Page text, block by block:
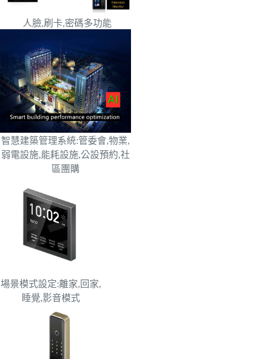
人臉,刷卡,密碼多功能
智慧建築管理系統:管委會,物業,
弱電設施,能耗設施,公設預約,社
區團購
場景模式設定:離家,回家,
睡覺,影音模式